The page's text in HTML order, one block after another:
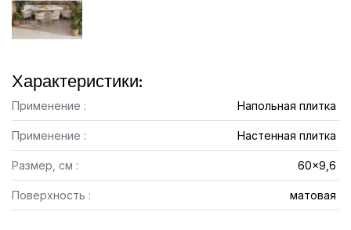
Характеристики:
Применение : Напольная плитка
Применение : Настенная плитка
Размер, см : 60x9,6
Поверхность : матовая